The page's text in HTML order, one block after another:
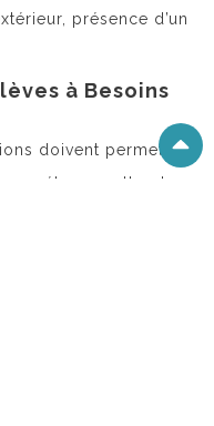
présence d’un
à Besoins
doivent permettre
attendues